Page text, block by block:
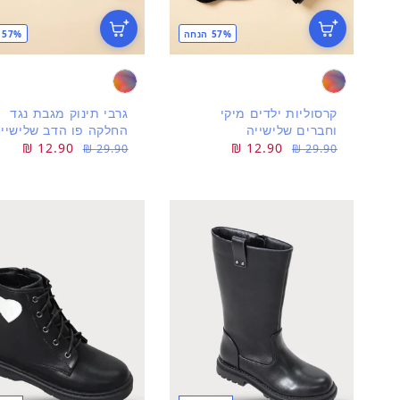
57% הנחה
קרסוליות ילדים מיקי
וחברים שלישייה
מחיר
29.90 ₪
מחיר
12.90 ₪
57% הנחה
גרבי תינוק מגבת נגד
החלקה פו הדב
מחיר
29.90 ₪
מחיר
12.90 ₪